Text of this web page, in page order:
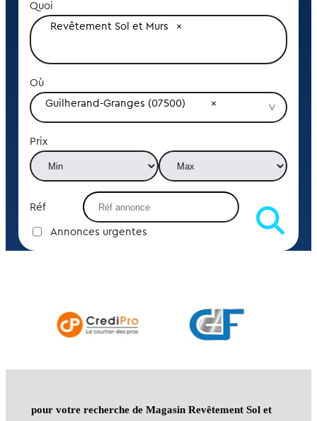
Quoi
Revêtement Sol et Murs
Où
Guilherand-Granges (07500)
Prix
Réf
Annonces urgentes
pour votre recherche de Magasin Revêtement Sol et